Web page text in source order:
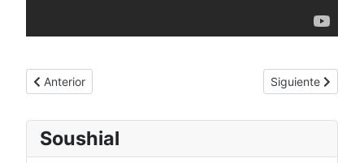
Artículo anterior: Hack truchisimo del Cadillacs and Dinosaurs
Anterior Artículo
Siguiente
Soushial